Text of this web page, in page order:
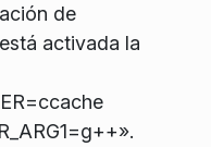
de
activada la